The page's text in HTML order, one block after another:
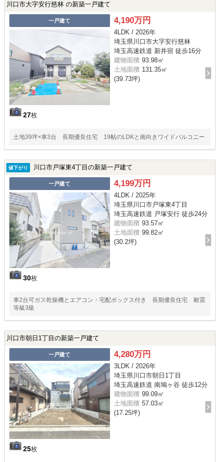
川口市大字安行慈林 の新築一戸建て
一戸建て
27枚
4,190万円
4LDK / 2026年
埼玉県川口市大字安行慈林
埼玉高速鉄道 新井宿 徒歩16分
建物面積 93.98㎡
土地面積 131.35㎡
(39.73坪)
土地39坪×車3台 長期優良住宅 19帖のLDKと南向きワイドバルコニー
値下がり 川口市戸塚東4丁目の新築一戸建て
一戸建て
30枚
4,199万円
4LDK / 2025年
埼玉県川口市戸塚東4丁目
埼玉高速鉄道 戸塚安行 徒歩24分
建物面積 93.57㎡
土地面積 99.82㎡
(30.2坪)
車2台可ガス乾燥機とエアコン・宅配ボックス付き 長期優良住宅 耐震
等級3級
川口市朝日1丁目の新築一戸建て
一戸建て
25枚
4,280万円
3LDK / 2026年
埼玉県川口市朝日1丁目
埼玉高速鉄道 南鳩ヶ谷 徒歩12分
建物面積 99.09㎡
土地面積 57.03㎡
(17.25坪)